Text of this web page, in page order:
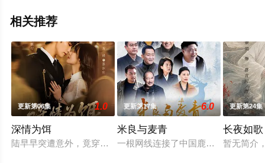
相关推荐
更新第06集 1.0
深情为饵
陆早早突遭意外，竟穿越成民国少夫人苏沐晚，醒来，却是丈
更新第17集 6.0
米良与麦青
一根网线连接了中国鹿鸣村和英国牛
更新第24集
长夜如歌
暂无简介